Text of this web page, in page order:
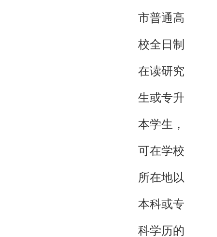
市普通高
校全日制
在读研究
生或专升
本学生，
可在学校
所在地以
本科或专
科学历的